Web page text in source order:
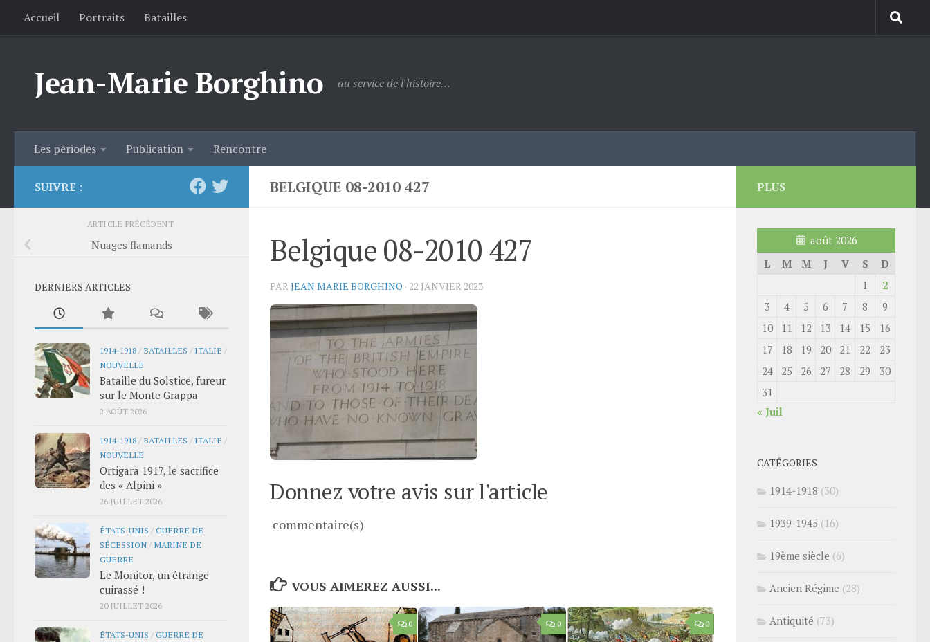
Skip to content
Accueil Portraits Batailles
Jean-Marie Borghino au service de l'histoire…
Les périodes Publication Rencontre
BELGIQUE 08-2010 427
Belgique 08-2010 427
PAR JEAN MARIE BORGHINO · 22 JANVIER 2023
Donnez votre avis sur l'article
commentaire(s)
VOUS AIMEREZ AUSSI...
0 0 0
SUIVRE :
ARTICLE PRÉCÉDENT
Nuages flamands
DERNIERS ARTICLES
1914-1918 / BATAILLES / ITALIE /
NOUVELLE
Bataille du Solstice, fureur
sur le Monte Grappa
2 AOÛT 2026
1914-1918 / BATAILLES / ITALIE /
NOUVELLE
Ortigara 1917, le sacrifice
des « Alpini »
26 JUILLET 2026
ÉTATS-UNIS /GUERRE DE
SÉCESSION / MARINE DE
GUERRE
Le Monitor, un étrange
cuirassé !
20 JUILLET 2026
ÉTATS-UNIS /GUERRE DE
PLUS
août 2026
L
M M J V S
D
1
2
3
4 5 6 7 8
9
10
11 12 13 14 15
16
17
18 19 20 21 22
23
24
25 26 27 28 29
30
31
« Juil
CATÉGORIES
1914-1918 (30)
1939-1945 (16)
19ème siècle (6)
Ancien Régime (28)
Antiquité (73)